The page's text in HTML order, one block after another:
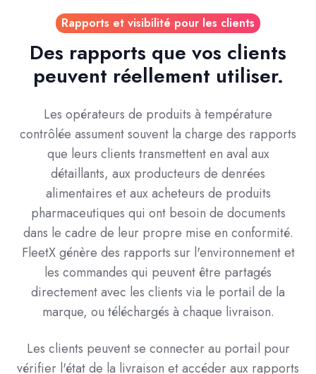
Rapports et visibilité pour les clients
Des rapports que vos clients
peuvent réellement utiliser.
Les opérateurs de produits à température
contrôlée assument souvent la charge des rapports
que leurs clients transmettent en aval aux
détaillants, aux producteurs de denrées
alimentaires et aux acheteurs de produits
pharmaceutiques qui ont besoin de documents
dans le cadre de leur propre mise en conformité.
FleetX génère des rapports sur l'environnement et
les commandes qui peuvent être partagés
directement avec les clients via le portail de la
marque, ou téléchargés à chaque livraison.
Les clients peuvent se connecter au portail pour
vérifier l'état de la livraison et accéder aux rapports